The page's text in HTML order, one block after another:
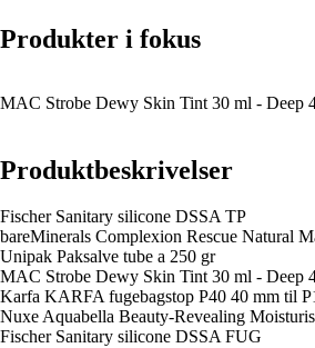
Produkter i fokus
MAC Strobe Dewy Skin Tint 30 ml - Deep
Produktbeskrivelser
Fischer Sanitary silicone DSSA TP
bareMinerals Complexion Rescue Natural
Unipak Paksalve tube a 250 gr
MAC Strobe Dewy Skin Tint 30 ml - Deep
Karfa KARFA fugebagstop P40 40 mm til
Nuxe Aquabella Beauty-Revealing
Fischer Sanitary silicone DSSA FUG